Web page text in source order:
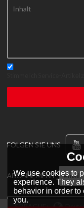
FOLGEN SIE UNS
ABONNEMENT
SPRACHE:
We use cookies to
experience. They
behavior in order
you.